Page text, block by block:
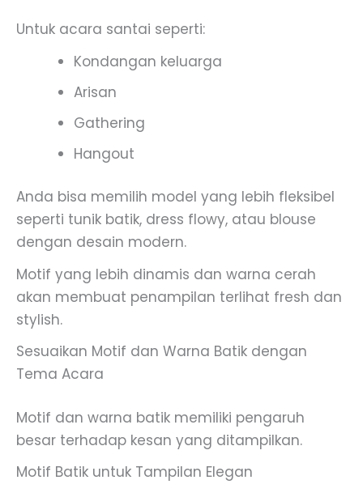
Untuk acara santai seperti:
Kondangan keluarga
Arisan
Gathering
Hangout
Anda bisa memilih model yang lebih fleksibel
seperti tunik batik, dress flowy, atau blouse
dengan desain modern.
Motif yang lebih dinamis dan warna cerah
akan membuat penampilan terlihat fresh dan
stylish.
Sesuaikan Motif dan Warna Batik dengan
Tema Acara
Motif dan warna batik memiliki pengaruh
besar terhadap kesan yang ditampilkan.
Motif Batik untuk Tampilan Elegan